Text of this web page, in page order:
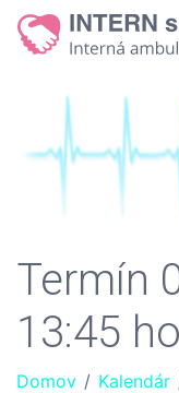
Termín
13:45
Domov / Kalendár